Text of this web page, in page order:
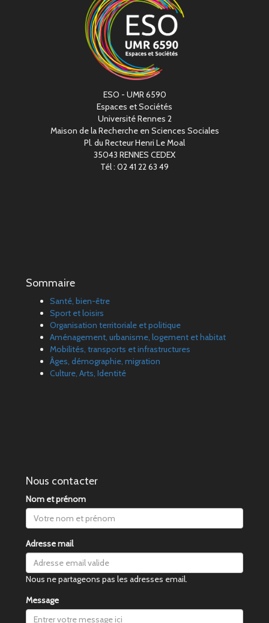
ESO - UMR 6590
Espaces et Sociétés
Université Rennes 2
Maison de la Recherche en Sciences Sociales
Pl. du Recteur Henri Le Moal
35043 RENNES CEDEX
Tél : 02 41 22 63 49
Sommaire
Santé, bien-être
Sport et loisirs
Organisation territoriale et politique
Aménagement, urbanisme, logement et habitat
Mobilités, transports et infrastructures
Âges, démographie, migration
Culture, Arts, Identité
Nous contacter
Nom et prénom
Adresse mail
Nous ne partageons pas les adresses email.
Message